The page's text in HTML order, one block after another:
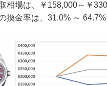
相場は、￥158,000～￥
換金率は、31.0% ～ 64.7%